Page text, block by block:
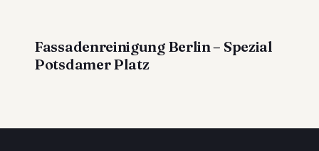
Fassadenreinigung Berlin – Spezial
Potsdamer Platz